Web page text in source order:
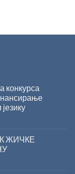
конкурса
ЖИЧКЕ